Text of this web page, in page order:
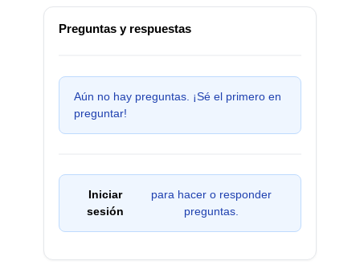
Preguntas y respuestas
Aún no hay preguntas. ¡Sé el primero en
preguntar!
Iniciar
sesión
para hacer o responder
preguntas.